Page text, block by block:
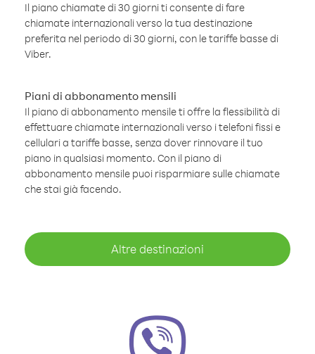
Il piano chiamate di 30 giorni ti consente di fare
chiamate internazionali verso la tua destinazione
preferita nel periodo di 30 giorni, con le tariffe basse di
Viber.
Piani di abbonamento mensili
Il piano di abbonamento mensile ti offre la flessibilità di
effettuare chiamate internazionali verso i telefoni fissi e
cellulari a tariffe basse, senza dover rinnovare il tuo
piano in qualsiasi momento. Con il piano di
abbonamento mensile puoi risparmiare sulle chiamate
che stai già facendo.
Altre destinazioni